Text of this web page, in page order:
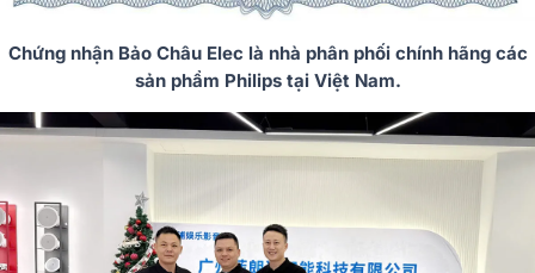
Chứng nhận Bảo Châu Elec là nhà phân phối chính hãng các
sản phẩm Philips tại Việt Nam.